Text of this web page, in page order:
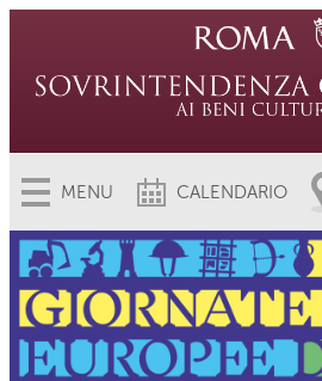
MENU CALENDARIO